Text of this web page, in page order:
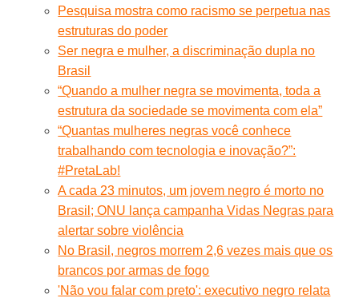
Pesquisa mostra como racismo se perpetua nas
estruturas do poder
Ser negra e mulher, a discriminação dupla no
Brasil
“Quando a mulher negra se movimenta, toda a
estrutura da sociedade se movimenta com ela”
“Quantas mulheres negras você conhece
trabalhando com tecnologia e inovação?”:
#PretaLab!
A cada 23 minutos, um jovem negro é morto no
Brasil; ONU lança campanha Vidas Negras para
alertar sobre violência
No Brasil, negros morrem 2,6 vezes mais que os
brancos por armas de fogo
'Não vou falar com preto': executivo negro relata